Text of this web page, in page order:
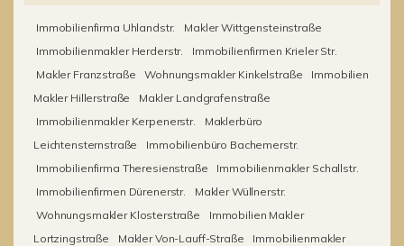
Immobilienfirma Uhlandstr.
Makler Wittgensteinstraße
Immobilienmakler Herderstr.
Immobilienfirmen Krieler Str.
Makler Franzstraße
Wohnungsmakler Kinkelstraße
Immobilien
Makler Hillerstraße
Makler Landgrafenstraße
Immobilienmakler Kerpenerstr.
Maklerbüro
Leichtensternstraße
Immobilienbüro Bachemerstr.
Immobilienfirma Theresienstraße
Immobilienmakler Schallstr.
Immobilienfirmen Dürenerstr.
Makler Wüllnerstr.
Wohnungsmakler Klosterstraße
Immobilien Makler
Lortzingstraße
Makler Von-Lauff-Straße
Immobilienmakler